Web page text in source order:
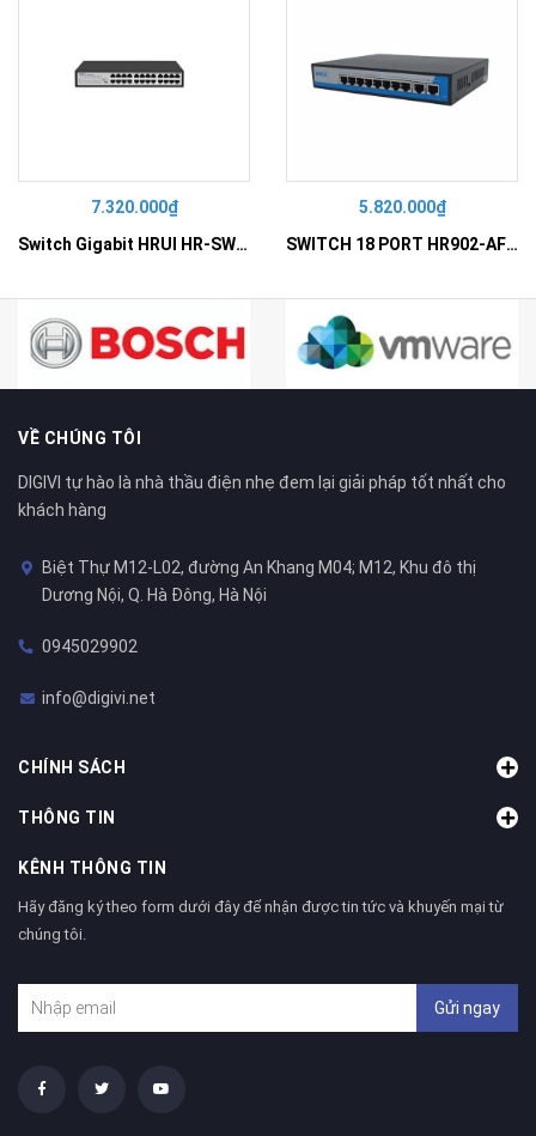
7.320.000₫
Switch Gigabit HRUI HR-SWG10240D
5.820.000₫
SWITCH 18 PORT HR902-AF162G-300 – Switch PoE 16 Cổng
VỀ CHÚNG TÔI
DIGIVI tự hào là nhà thầu điện nhẹ đem lại giải pháp tốt nhất cho
khách hàng
Biệt Thự M12-L02, đường An Khang M04; M12, Khu đô thị
Dương Nội, Q. Hà Đông, Hà Nội
0945029902
info@digivi.net
CHÍNH SÁCH
THÔNG TIN
KÊNH THÔNG TIN
Hãy đăng ký theo form dưới đây để nhận được tin tức và khuyến mại từ
chúng tôi.
Gửi ngay